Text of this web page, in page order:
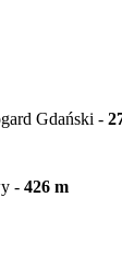
Gdański -
- 426m